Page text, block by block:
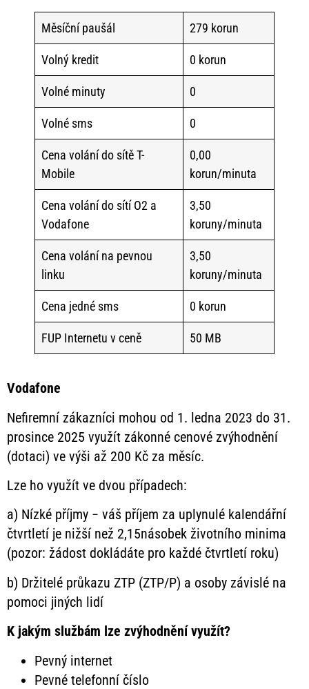
Měsíční paušál 279 korun
Volný kredit 0 korun
Volné minuty 0
Volné sms 0
Cena volání do sítě T-
Mobile
0,00
korun/minuta
Cena volání do sítí O2 a
Vodafone
3,50
koruny/minuta
Cena volání na pevnou
linku
3,50
koruny/minuta
Cena jedné sms 0 korun
FUP Internetu v ceně 50 MB
Vodafone
Nefiremní zákazníci mohou od 1. ledna 2023 do 31.
prosince 2025 využít zákonné cenové zvýhodnění
(dotaci) ve výši až 200 Kč za měsíc.
Lze ho využít ve dvou případech:
a) Nízké příjmy − váš příjem za uplynulé kalendářní
čtvrtletí je nižší než 2,15násobek životního minima
(pozor: žádost dokládáte pro každé čtvrtletí roku)
b) Držitelé průkazu ZTP (ZTP/P) a osoby závislé na
pomoci jiných lidí
K jakým službám lze zvýhodnění využít?
Pevný internet
Pevné telefonní číslo